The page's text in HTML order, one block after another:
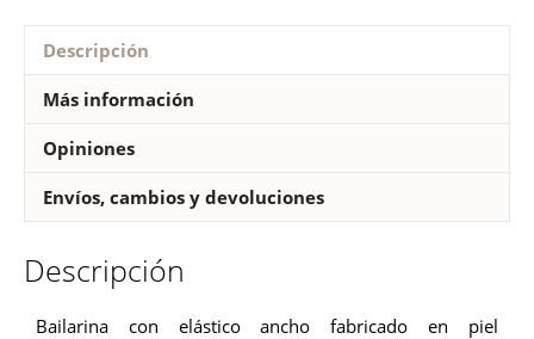
Descripción
Más información
Opiniones
Envíos, cambios y devoluciones
Descripción
Bailarina con elástico ancho fabricado en piel